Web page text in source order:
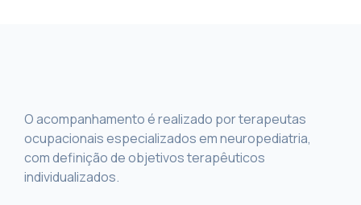
O acompanhamento é realizado por terapeutas
ocupacionais especializados em neuropediatria,
com definição de objetivos terapêuticos
individualizados.